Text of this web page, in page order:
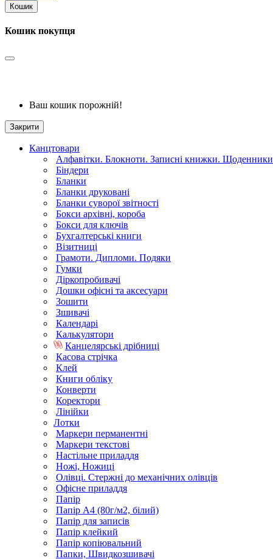
Кошик
Кошик покупця
Ваш кошик порожній!
Закрити
Канцтовари
Алфавітки. Блокноти. Записні книжки. Щоденники
Біндери
Бланки
Бланки друковані
Бланки суворої звітності
Бокси архівні, короба
Бокси для ключів
Бухгалтерські книги
Візитниці
Грамоти. Дипломи. Подяки
Гумки
Діркопробивачі
Дошки офісні та аксесуари
Зошити
Зшивачі
Календарі
Калькулятори
Канцелярські дрібниці
Касова стрічка
Клей
Книги обліку
Конверти
Коректори
Лінійки
Лотки
Маркери перманентні
Маркери текстові
Настільне приладдя
Ножі, Ножиці
Олівці. Стержні до механічних олівців
Офісне приладдя
Папір
Папір А4 (80г/м2, білий)
Папір для записів
Папір клейкий
Папір копіювальний
Папки, Швидкозшивачі